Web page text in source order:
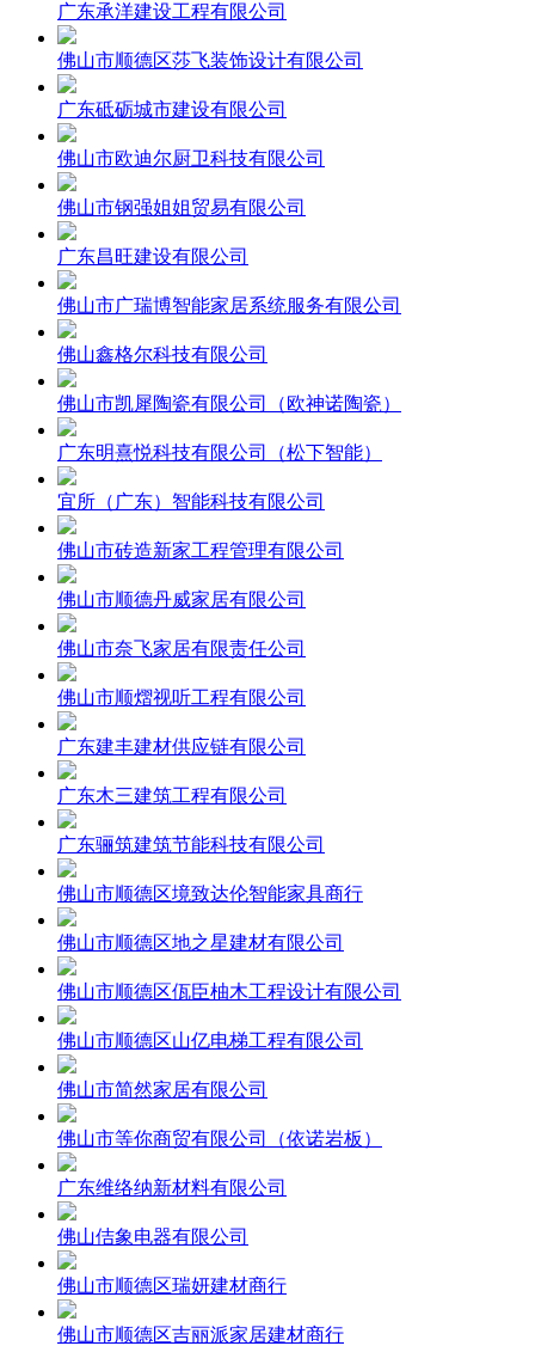
广东承洋建设工程有限公司
佛山市顺德区莎飞装饰设计有限公司
广东砥砺城市建设有限公司
佛山市欧迪尔厨卫科技有限公司
佛山市钢强姐姐贸易有限公司
广东昌旺建设有限公司
佛山市广瑞博智能家居系统服务有限公司
佛山鑫格尔科技有限公司
佛山市凯犀陶瓷有限公司（欧神诺陶瓷）
广东明熹悦科技有限公司（松下智能）
宜所（广东）智能科技有限公司
佛山市砖造新家工程管理有限公司
佛山市顺德丹威家居有限公司
佛山市奈飞家居有限责任公司
佛山市顺熠视听工程有限公司
广东建丰建材供应链有限公司
广东木三建筑工程有限公司
广东骊筑建筑节能科技有限公司
佛山市顺德区境致达伦智能家具商行
佛山市顺德区地之星建材有限公司
佛山市顺德区佤臣柚木工程设计有限公司
佛山市顺德区山亿电梯工程有限公司
佛山市简然家居有限公司
佛山市等你商贸有限公司（依诺岩板）
广东维络纳新材料有限公司
佛山佶象电器有限公司
佛山市顺德区瑞妍建材商行
佛山市顺德区吉丽派家居建材商行